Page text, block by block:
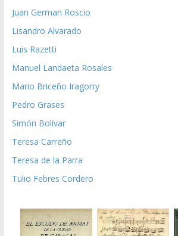
Juan German Roscio
Lisandro Alvarado
Luis Razetti
Manuel Landaeta Rosales
Mario Briceño Iragorry
Pedro Grases
Simón Bolívar
Teresa Carreño
Teresa de la Parra
Tulio Febres Cordero